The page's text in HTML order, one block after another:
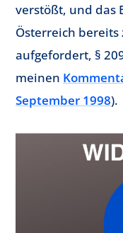
verstößt, und das
Österreich
aufgefordert, §
meinen
September 1998).